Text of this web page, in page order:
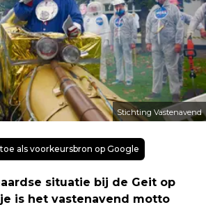
Stichting Vastenavend
als voorkeursbron op Google
situatie bij de Geit op
is het vastenavend motto